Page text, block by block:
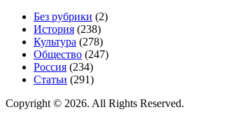
Без рубрики (2)
История (238)
Культура (278)
Общество (247)
Россия (234)
Статьи (291)
Copyright © 2026. All Rights Reserved.